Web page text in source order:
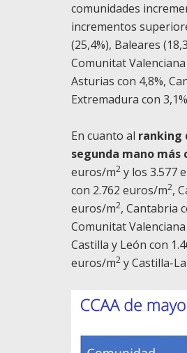
comunidades
incrementos
(25,4%), Baleares
Comunitat
Asturias con 4,8%,
Extremadura con
En cuanto al ranking
segunda mano más
euros/m2 y los 3.577
con 2.762 euros/m2,
euros/m2, Cantabria
Comunitat
Castilla y León con
euros/m2 y Castilla-